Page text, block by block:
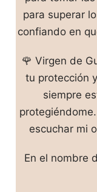
para superar
confiando en
🌹 Virgen de
tu protección
siempre
escuchar mi
En el nombre